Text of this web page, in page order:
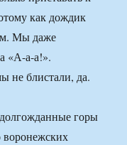
как дождик
Мы даже
«А-а-а!».
не блистали, да.
горы